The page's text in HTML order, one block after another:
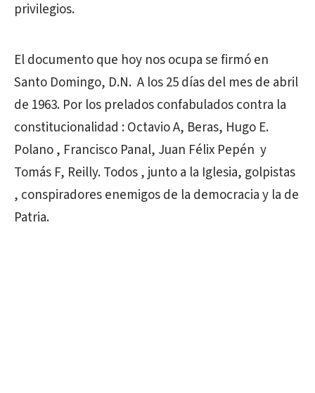
privilegios.
El documento que hoy nos ocupa se firmó en
Santo Domingo, D.N. A los 25 días del mes de abril
de 1963. Por los prelados confabulados contra la
constitucionalidad : Octavio A, Beras, Hugo E.
Polano , Francisco Panal, Juan Félix Pepén y
Tomás F, Reilly. Todos , junto a la Iglesia, golpistas
, conspiradores enemigos de la democracia y la de
Patria.